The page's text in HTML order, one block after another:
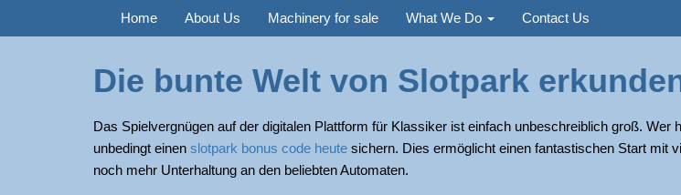
Home About Us Machinery for sale What We Do Contact Us
Die bunte Welt von Slotpark
Das Spielvergnügen auf der digitalen Plattform für Klassiker ist einfach unbeschreiblich groß. Wer
unbedingt einen slotpark bonus code heute sichern. Dies ermöglicht einen fantastischen Start mit
noch mehr Unterhaltung an den beliebten Automaten.